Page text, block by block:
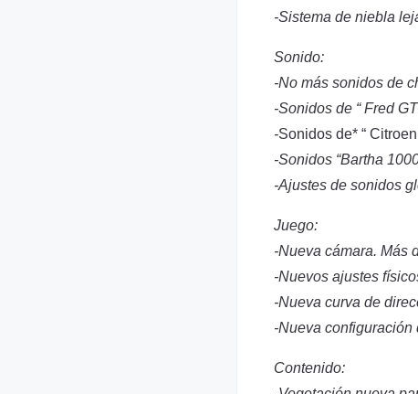
-Sistema de niebla
Sonido:
-No más sonidos de
-Sonidos de “ Fred
-Sonidos de* “
-Sonidos “Bartha
-Ajustes de sonidos
Juego:
-Nueva cámara. Más
-Nuevos ajustes
-Nueva curva de
-Nueva configuración
Contenido: